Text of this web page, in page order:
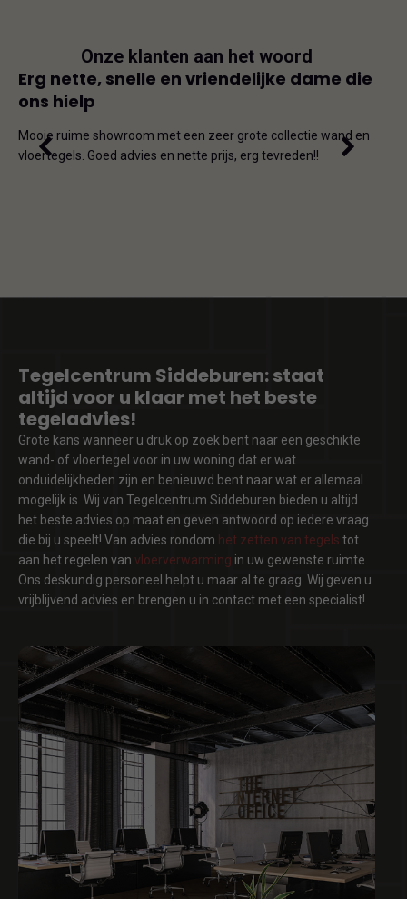
Onze klanten aan het woord
Erg nette, snelle en vriendelijke dame die
ons hielp
Mooie ruime showroom met een zeer grote collectie wand en
vloertegels. Goed advies en nette prijs, erg tevreden!!
Tegelcentrum Siddeburen: staat
altijd voor u klaar met het beste
tegeladvies!
Grote kans wanneer u druk op zoek bent naar een geschikte
wand- of vloertegel voor in uw woning dat er wat
onduidelijkheden zijn en benieuwd bent naar wat er allemaal
mogelijk is. Wij van Tegelcentrum Siddeburen bieden u altijd
het beste advies op maat en geven antwoord op iedere vraag
die bij u speelt! Van advies rondom het zetten van tegels tot
aan het regelen van vloerverwarming in uw gewenste ruimte.
Ons deskundig personeel helpt u maar al te graag. Wij geven u
vrijblijvend advies en brengen u in contact met een specialist!